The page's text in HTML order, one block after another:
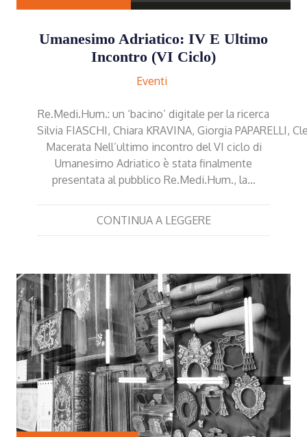
Umanesimo Adriatico: IV E Ultimo
Incontro (VI Ciclo)
Eventi
Re.Medi.Hum.: un ‘bacino’ digitale per la ricerca
Silvia FIASCHI, Chiara KRAVINA, Giorgia PAPARELLI,
Macerata Nell’ultimo incontro del VI ciclo di
Umanesimo Adriatico è stata finalmente
presentata al pubblico Re.Medi.Hum., la…
CONTINUA A LEGGERE